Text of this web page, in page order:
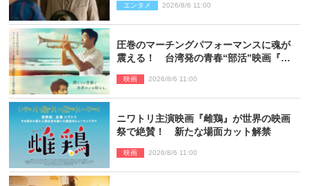
しなよ！」
エンタメ 2026/8/6 11:00
圧巻のマーチングパフォーマンスに魂が
震える！ 台湾発の青春“部活”映画『進
映画 2026/8/6 11:00
ニワトリ主演映画『雌鶏』が世界の映画
祭で絶賛！ 新たな場面カット解禁
映画 2026/8/6 11:00